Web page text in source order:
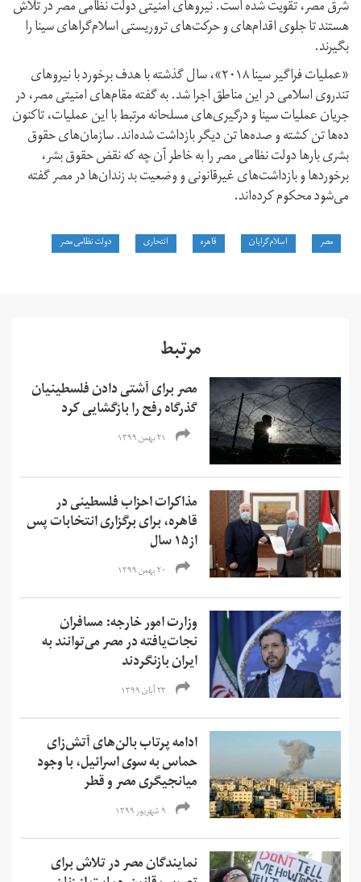
شرق مصر، تقویت شده است. نیروهای امنیتی دولت نظامی مصر در تلاش
هستند تا جلوی اقدام‌های و حرکت‌های تروریستی اسلام‌گراهای سینا را
بگیرند.
«عملیات فراگیر سینا ۲۰۱۸»، سال گذشته با هدف برخورد با نیروهای
تندروی اسلامی در این مناطق اجرا شد. به گفته مقام‌های امنیتی مصر، در
جریان عملیات سینا و درگیری‌های مسلحانه مرتبط با این عملیات، تاکنون
ده‌ها تن کشته و صده‌ها تن دیگر بازداشت شده‌اند. سازمان‌های حقوق
بشری بارها دولت نظامی مصر را به خاطر آن چه که نقض حقوق بشر،
برخوردها و بازداشت‌های غیرقانونی و وضعیت بد زندان‌ها در مصر گفته
می‌شود محکوم کرده‌اند.
مصر اسلام‌گرایان قاهره انتحاری دولت نظامی مصر
مرتبط
مصر برای آشتی دادن فلسطینیان
گذرگاه رفح را بازگشایی کرد
۲۱ بهمن ۱۳۹۹
مذاکرات احزاب فلسطینی در
قاهره، برای برگزاری انتخابات پس
از۱۵ سال
۲۰ بهمن ۱۳۹۹
وزارت امور خارجه: مسافران
نجات‌یافته در مصر می‌توانند به
ایران بازنگردند
۲۳ آبان ۱۳۹۹
ادامه پرتاب بالن‌های آتش‌زای
حماس به سوی اسرائیل، با وجود
میانجیگری مصر و قطر
۹ شهریور ۱۳۹۹
نمایندگان مصر در تلاش برای